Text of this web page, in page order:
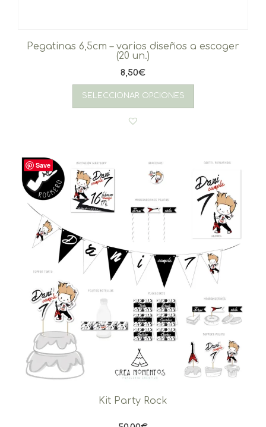
Pegatinas 6,5cm – varios diseños a escoger
(20 un.)
8,50€
SELECCIONAR OPCIONES
Save
Kit Party Rock